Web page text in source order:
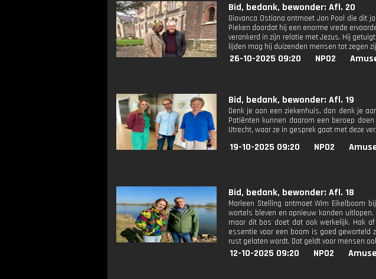
Bid, bedank, bewonder: Afl. 20
Giovanca Ostiana ontmoet Jan Pool die dit
Pieken doordat hij een enorme vrede
verankerd in zijn relatie met Jezus. Hij
lijden mag hij duizenden mensen tot zegen
26-10-2025 09:20 NPO2
Bid, bedank, bewonder: Afl. 19
Denk je aan een ziekenhuis, dan denk je
Patiënten kunnen daarom een beroep
Utrecht, waar ze in gesprek gaat met deze
19-10-2025 09:20 NPO2
Bid, bedank, bewonder: Afl. 18
Marleen Stelling ontmoet Wim Eikelboom
wortels bleven en opnieuw konden
maar dit bos doet dat ook werkelijk. Hak
essentie voor een boom is goed geworteld
rust gelaten wordt. Dat geldt voor mensen
12-10-2025 09:20 NPO2